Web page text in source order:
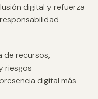
digital y refuerza
de recursos,
riesgos
digital más